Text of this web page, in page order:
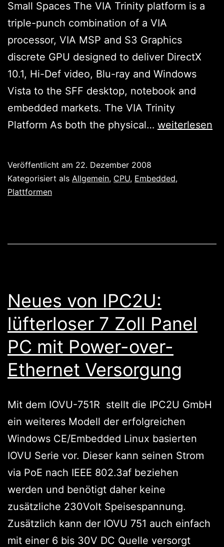
Small Spaces The VIA Trinity platform is a
triple-punch combination of a VIA
processor, VIA MSP and S3 Graphics
discrete GPU designed to deliver DirectX
10.1, Hi-Def video, Blu-ray and Windows
Vista to the SFF desktop, notebook and
embedded markets. The VIA Trinity
Platform As both the physical… VIA
Neo:
den
weiterlesen
Veröffentlicht am 22. Dezember 2008
Kategorisiert als Allgemein, CPU, Embedded,
Plattformen
Neues von IPC2U:
lüfterloser 7 Zoll Panel
PC mit Power-over-
Ethernet Versorgung
Mit dem IOVU-751R stellt die IPC2U GmbH
ein weiteres Modell der erfolgreichen
Windows CE/Embedded Linux basierten
IOVU Serie vor. Dieser kann seinen Strom
via PoE nach IEEE 802.3af beziehen
werden und benötigt daher keine
zusätzliche 230Volt Speisespannung.
Zusätzlich kann der IOVU 751 auch einfach
mit einer 6 bis 30V DC Quelle versorgt